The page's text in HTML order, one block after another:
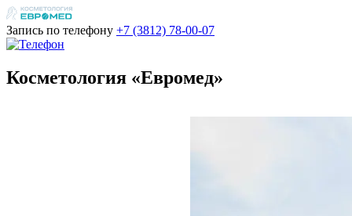
Запись по телефону +7 (3812) 78-00-07
Косметология «Евромед»